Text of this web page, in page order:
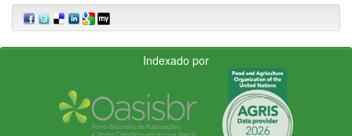
Indexado por